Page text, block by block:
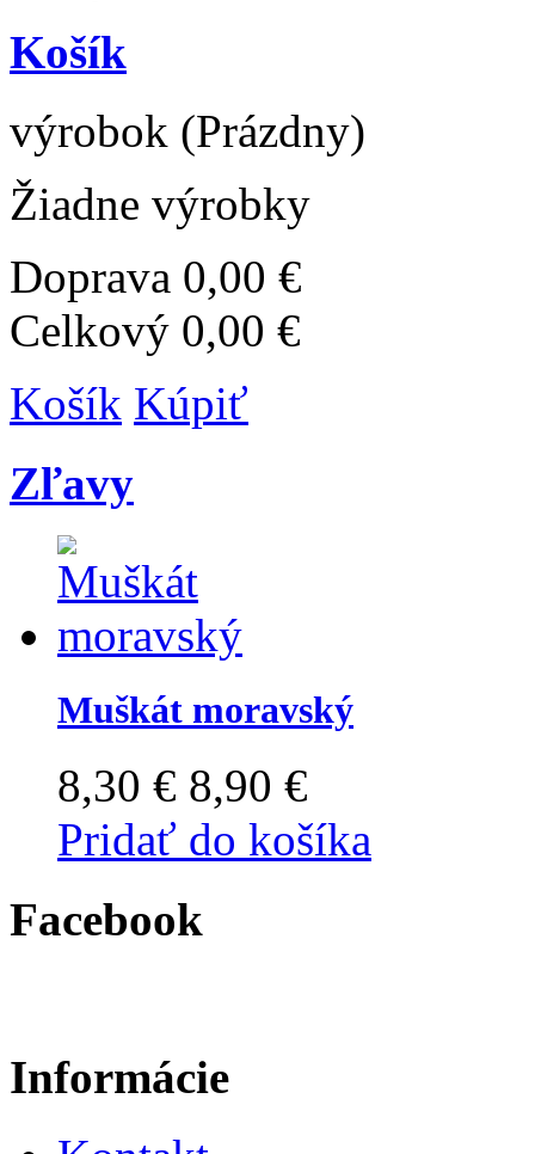
Košík
výrobok (Prázdny)
Žiadne výrobky
Doprava 0,00 €
Celkový 0,00 €
Košík Kúpiť
Zľavy
Muškát moravský
8,30 € 8,90 €
Pridať do košíka
Facebook
Informácie